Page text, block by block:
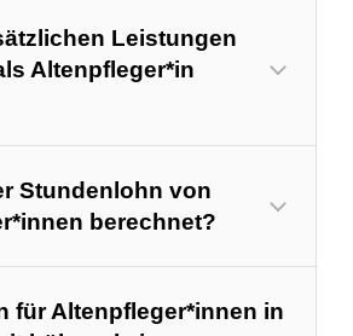
Leistungen
Altenpfleger*in
Stundenlohn von
berechnet?
für Altenpfleger*innen in